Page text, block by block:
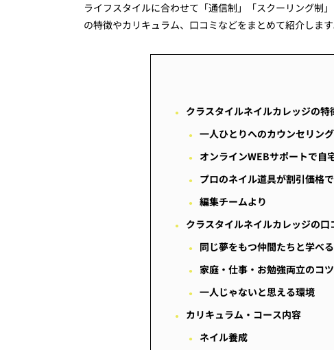
ライフスタイルに合わせて「通信制」「スクーリング制
の特徴やカリキュラム、口コミなどをまとめて紹介します
クラスタイルネイルカレッジの特
一人ひとりへのカウンセリン
オンラインWEBサポートで自
プロのネイル道具が割引価格
編集チームより
クラスタイルネイルカレッジの口
同じ夢をもつ仲間たちと学べる
家庭・仕事・お勉強両立のコツ
一人じゃないと思える環境
カリキュラム・コース内容
ネイル養成